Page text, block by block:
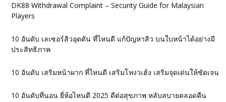
DK88 Withdrawal Complaint – Security Guide for Malaysian
Players
10 อันดับ เลเซอร์สิวอุดตัน ที่ไหนดี แก้ปัญหาสิว บนใบหน้าได้อย่างมี
ประสิทธิภาพ
10 อันดับ เสริมหน้าผาก ที่ไหนดี เสริมโหงวเฮ้ง เสริมจุดเด่นให้ชัดเจน
10 อันดับที่นอน ยี่ห้อไหนดี 2025 ดีต่อสุขภาพ หลับสบายตลอดคืน